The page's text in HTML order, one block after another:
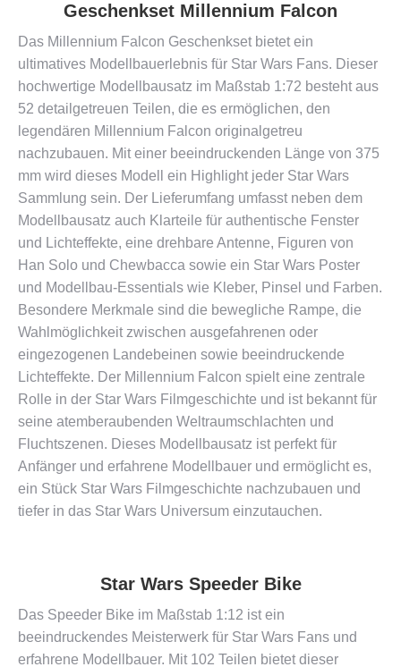
Geschenkset Millennium Falcon
Das Millennium Falcon Geschenkset bietet ein
ultimatives Modellbauerlebnis für Star Wars Fans. Dieser
hochwertige Modellbausatz im Maßstab 1:72 besteht aus
52 detailgetreuen Teilen, die es ermöglichen, den
legendären Millennium Falcon originalgetreu
nachzubauen. Mit einer beeindruckenden Länge von 375
mm wird dieses Modell ein Highlight jeder Star Wars
Sammlung sein. Der Lieferumfang umfasst neben dem
Modellbausatz auch Klarteile für authentische Fenster
und Lichteffekte, eine drehbare Antenne, Figuren von
Han Solo und Chewbacca sowie ein Star Wars Poster
und Modellbau-Essentials wie Kleber, Pinsel und Farben.
Besondere Merkmale sind die bewegliche Rampe, die
Wahlmöglichkeit zwischen ausgefahrenen oder
eingezogenen Landebeinen sowie beeindruckende
Lichteffekte. Der Millennium Falcon spielt eine zentrale
Rolle in der Star Wars Filmgeschichte und ist bekannt für
seine atemberaubenden Weltraumschlachten und
Fluchtszenen. Dieses Modellbausatz ist perfekt für
Anfänger und erfahrene Modellbauer und ermöglicht es,
ein Stück Star Wars Filmgeschichte nachzubauen und
tiefer in das Star Wars Universum einzutauchen​​.
Star Wars Speeder Bike
Das Speeder Bike im Maßstab 1:12 ist ein
beeindruckendes Meisterwerk für Star Wars Fans und
erfahrene Modellbauer. Mit 102 Teilen bietet dieser